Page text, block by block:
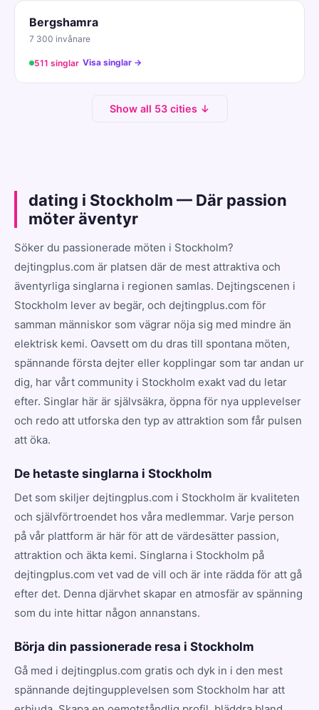
Bergshamra
7 300 invånare
511 singlar Visa singlar →
Show all 53 cities ↓
dating i Stockholm — Där passion
möter äventyr
Söker du passionerade möten i Stockholm?
dejtingplus.com är platsen där de mest attraktiva och
äventyrliga singlarna i regionen samlas. Dejtingscenen i
Stockholm lever av begär, och dejtingplus.com för
samman människor som vägrar nöja sig med mindre än
elektrisk kemi. Oavsett om du dras till spontana möten,
spännande första dejter eller kopplingar som tar andan ur
dig, har vårt community i Stockholm exakt vad du letar
efter. Singlar här är självsäkra, öppna för nya upplevelser
och redo att utforska den typ av attraktion som får pulsen
att öka.
De hetaste singlarna i Stockholm
Det som skiljer dejtingplus.com i Stockholm är kvaliteten
och självförtroendet hos våra medlemmar. Varje person
på vår plattform är här för att de värdesätter passion,
attraktion och äkta kemi. Singlarna i Stockholm på
dejtingplus.com vet vad de vill och är inte rädda för att gå
efter det. Denna djärvhet skapar en atmosfär av spänning
som du inte hittar någon annanstans.
Börja din passionerade resa i Stockholm
Gå med i dejtingplus.com gratis och dyk in i den mest
spännande dejtingupplevelsen som Stockholm har att